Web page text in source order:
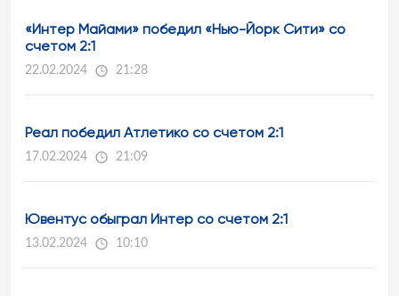
«Интер Майами» победил «Нью-Йорк Сити» со
счетом 2:1
22.02.2024 21:28
Реал победил Атлетико со счетом 2:1
17.02.2024 21:09
Ювентус обыграл Интер со счетом 2:1
13.02.2024 10:10